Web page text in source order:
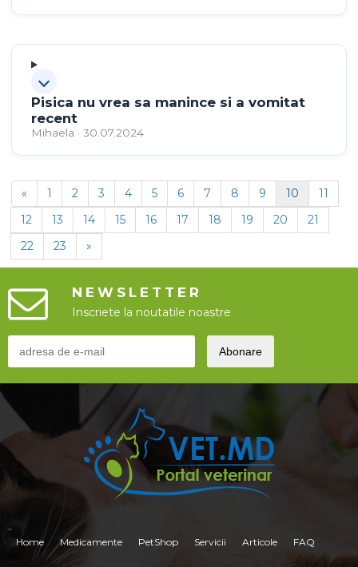
Pisica nu vrea sa manince si a vomitat
recent
Mihaela · 30.07.2024
« 1 2 3 4 5 6 7 8 9 10
11
12
13 14 15 16 17 18 19 20
21
22
23 »
NEWSLETTER
Inscriete la noutatile noastre
Home Medicamente PetShop Servicii Articole FAQ